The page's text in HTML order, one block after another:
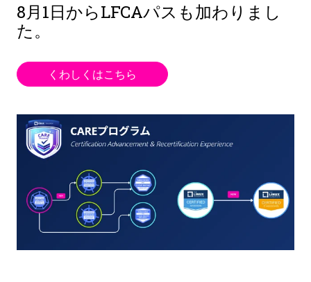
8月1日からLFCAパスも加わりまし
た。
くわしくはこちら